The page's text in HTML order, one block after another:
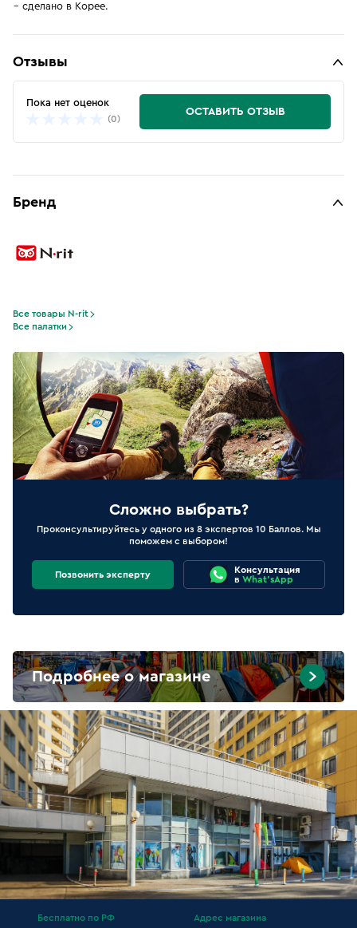
сделано в Корее.
Отзывы
Пока нет оценок
(0)
ОСТАВИТЬ ОТЗЫВ
Бренд
Все товары N-rit
Все палатки
Сложно выбрать?
Проконсультируйтесь у одного из 8 экспертов 10 Баллов. Мы
поможем с выбором!
Позвонить эксперту
Консультация
в What'sApp
Подробнее о магазине
Бесплатно по РФ Адрес магазина